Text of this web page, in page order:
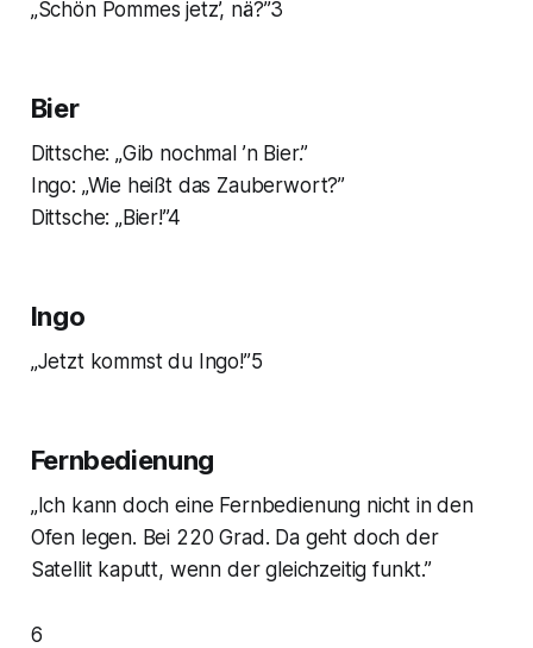
„Schön Pommes jetz’, nä?”3
Bier
Dittsche: „Gib nochmal ’n Bier.”
Ingo: „Wie heißt das Zauberwort?”
Dittsche: „Bier!”4
Ingo
„Jetzt kommst du Ingo!”5
Fernbedienung
„Ich kann doch eine Fernbedienung nicht in den
Ofen legen. Bei 220 Grad. Da geht doch der
Satellit kaputt, wenn der gleichzeitig funkt.”
6